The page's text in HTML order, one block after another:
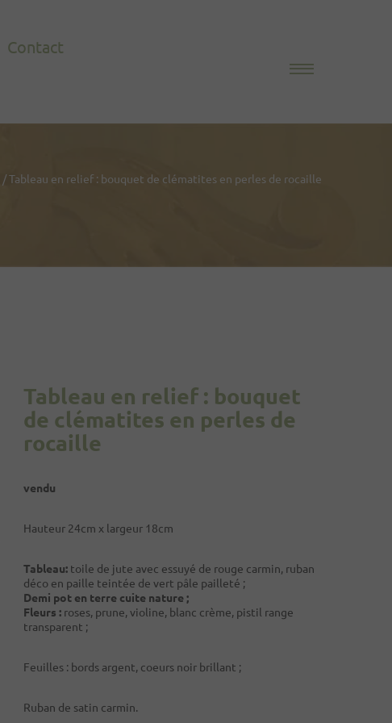
Contact
/Tableau en relief : bouquet de clématites en perles de rocaille
Tableau en relief : bouquet
de clématites en perles de
rocaille
vendu
Hauteur 24cm x largeur 18cm
Tableau: toile de jute avec essuyé de rouge carmin, ruban
déco en paille teintée de vert pâle pailleté ;
Demi pot en terre cuite nature ;
Fleurs : roses, prune, violine, blanc crème, pistil range
transparent ;
Feuilles : bords argent, coeurs noir brillant ;
Ruban de satin carmin.